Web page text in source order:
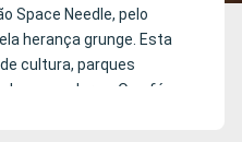
Pesquisar
Space Needle, pelo
herança grunge. Esta
cultura, parques
moderna. O café
reflectem o